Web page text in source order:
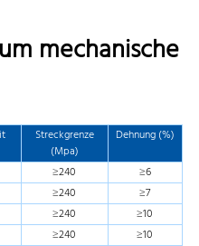
mechanische
Streckgrenze
(Mpa)
Dehnung (%)
≥240
≥6
≥240
≥7
≥240
≥10
≥240
≥10